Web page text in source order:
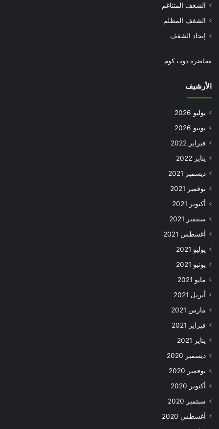
الشغف المتناغم
الشغف المظلم
إيجاد الشغف
محاضرة دوت كوم
الأرشيف
يوليو 2026
يونيو 2026
فبراير 2022
يناير 2022
ديسمبر 2021
نوفمبر 2021
أكتوبر 2021
سبتمبر 2021
أغسطس 2021
يوليو 2021
يونيو 2021
مايو 2021
أبريل 2021
مارس 2021
فبراير 2021
يناير 2021
ديسمبر 2020
نوفمبر 2020
أكتوبر 2020
سبتمبر 2020
أغسطس 2020